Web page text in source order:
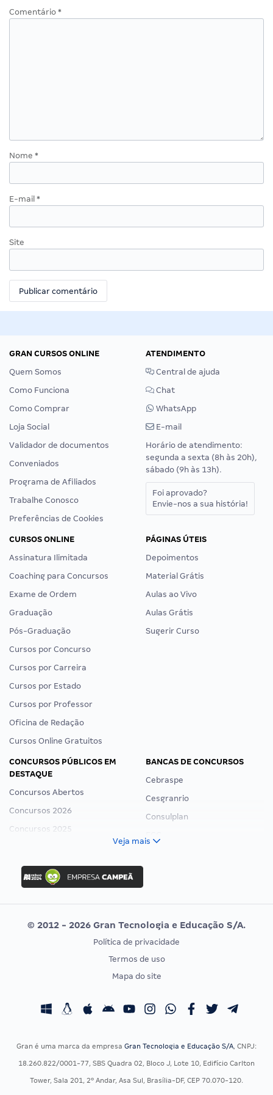
Comentário *
Nome *
E-mail *
Site
GRAN CURSOS ONLINE
Quem Somos
Como Funciona
Como Comprar
Loja Social
Validador de documentos
Conveniados
Programa de Afiliados
Trabalhe Conosco
Preferências de Cookies
ATENDIMENTO
Central de ajuda
Chat
WhatsApp
E-mail
Horário de atendimento:
segunda a sexta (8h às 20h),
sábado (9h às 13h).
Foi aprovado?
Envie-nos a sua história!
CURSOS ONLINE
Assinatura Ilimitada
Coaching para Concursos
Exame de Ordem
Graduação
Pós-Graduação
Cursos por Concurso
Cursos por Carreira
Cursos por Estado
Cursos por Professor
Oficina de Redação
Cursos Online Gratuitos
PÁGINAS ÚTEIS
Depoimentos
Material Grátis
Aulas ao Vivo
Aulas Grátis
Sugerir Curso
CONCURSOS PÚBLICOS EM
DESTAQUE
Concursos Abertos
Concursos 2026
Concursos 2025
Concurso Ibama
Concurso MPU
Editais publicados
BANCAS DE CONCURSOS
Cebraspe
Cesgranrio
Consulplan
Vunesp
CONCURSOS POR PROFISSÃO
Concursos Fiscais
EXAME DE ORDEM
Calendário OAB
Veja mais
© 2012 - 2026 Gran Tecnologia e Educação S/A.
Política de privacidade
Termos de uso
Mapa do site
Gran é uma marca da empresa Gran Tecnologia e Educação S/A, CNPJ:
18.260.822/0001-77, SBS Quadra 02, Bloco J, Lote 10, Edifício Carlton
Tower, Sala 201, 2º Andar, Asa Sul, Brasília-DF, CEP 70.070-120.